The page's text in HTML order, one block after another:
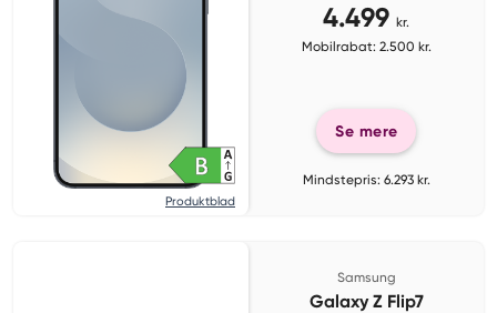
Produktblad
4.499 kr.
Mobilrabat: 2.500 kr.
Se mere
Mindstepris: 6.293 kr.
Samsung
Galaxy Z Flip7